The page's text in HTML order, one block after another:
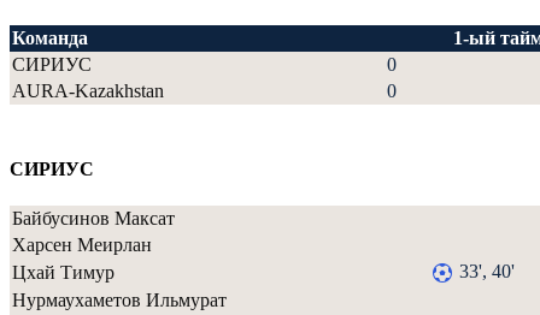
Команда
1-ый
СИРИУС
0
AURA-Kazakhstan
0
СИРИУС
Байбусинов Максат
Харсен Меирлан
Цхай Тимур
33', 40'
Нурмаухаметов Ильмурат